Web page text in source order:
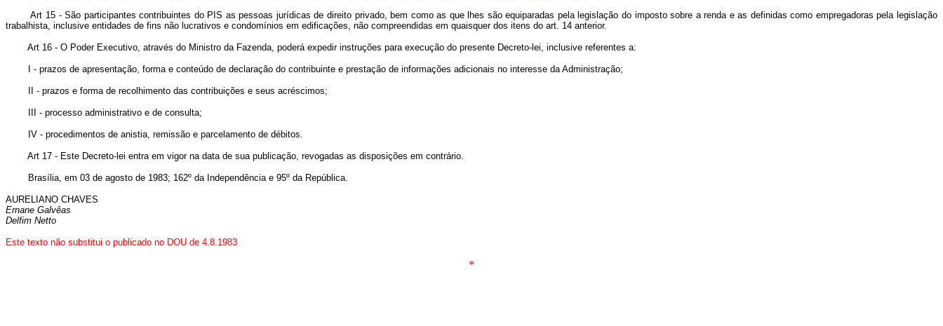
Art 15 - São participantes contribuintes do PIS as pessoas jurídicas de direito privado, bem como as que lhes são equiparadas pela legislação do imposto sobre a renda e as definidas como empregadoras pela legislação
trabalhista, inclusive entidades de fins não lucrativos e condomínios em edificações, não compreendidas em quaisquer dos itens do art. 14 anterior.
Art 16 - O Poder Executivo, através do Ministro da Fazenda, poderá expedir instruções para execução do presente Decreto-lei, inclusive referentes a:
I - prazos de apresentação, forma e conteúdo de declaração do contribuinte e prestação de informações adicionais no interesse da Administração;
II - prazos e forma de recolhimento das contribuições e seus acréscimos;
III - processo administrativo e de consulta;
IV - procedimentos de anistia, remissão e parcelamento de débitos.
Art 17 - Este Decreto-lei entra em vigor na data de sua publicação, revogadas as disposições em contrário.
Brasília, em 03 de agosto de 1983; 162º da Independência e 95º da República.
AURELIANO CHAVES
Ernane Galvêas
Delfim Netto
Este texto não substitui o publicado no DOU de 4.8.1983
*